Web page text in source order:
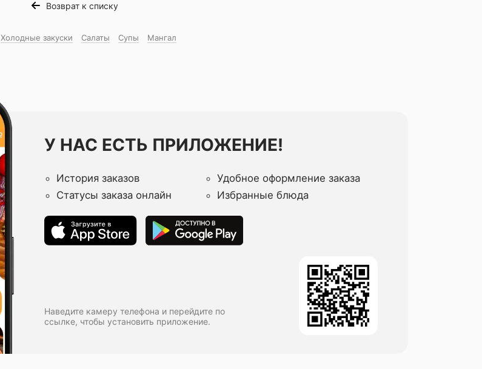
Возврат к списку
Холодные закуски Салаты Супы
Мангал
У НАС ЕСТЬ ПРИЛОЖЕНИЕ!
История заказов
Удобное оформление заказа
Статусы заказа онлайн
Избранные блюда
Наведите камеру телефона и перейдите по
ссылке, чтобы установить приложение.